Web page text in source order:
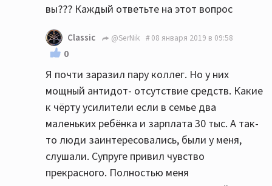
вы??? Каждый ответьте на этот вопрос
Classic @SerNik 08 января 2019 в 09:58
0
Я почти заразил пару коллег. Но у них
мощный антидот- отсутствие средств. Какие
к чёрту усилители если в семье два
маленьких ребёнка и зарплата 30 тыс. А так-
то люди заинтересовались, были у меня,
слушали. Супруге привил чувство
прекрасного. Полностью меня